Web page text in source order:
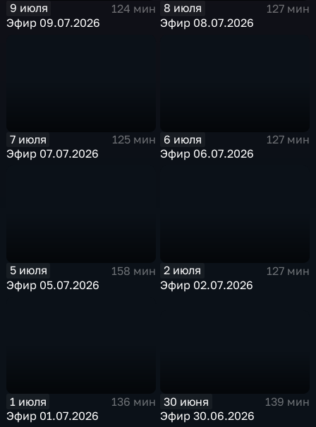
9 июля
124 мин
Эфир 09.07.2026
8 июля
127 мин
Эфир 08.07.2026
7 июля
125 мин
Эфир 07.07.2026
6 июля
127 мин
Эфир 06.07.2026
5 июля
158 мин
Эфир 05.07.2026
2 июля
127 мин
Эфир 02.07.2026
1 июля
136 мин
Эфир 01.07.2026
30 июня
139 мин
Эфир 30.06.2026